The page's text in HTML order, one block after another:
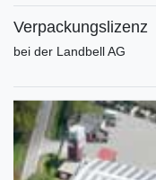
Verpackungslizenz
bei der Landbell AG